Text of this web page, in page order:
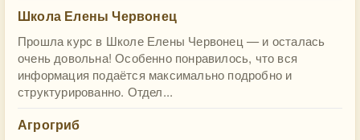
Школа Елены Червонец
Прошла курс в Школе Елены Червонец — и осталась
очень довольна! Особенно понравилось, что вся
информация подаётся максимально подробно и
структурированно. Отдел...
Агрогриб